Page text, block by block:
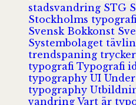
stadsvandring STG
Stockholms
Svensk Bokkonst
Systembolaget
trendspaning
typografi Typografi
typography UI
typography
vandring Vart är